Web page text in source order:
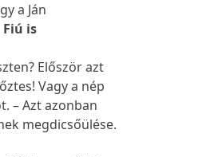
a Ján
is
Először azt
Vagy a nép
– Azt azonban
megdicsőülése.